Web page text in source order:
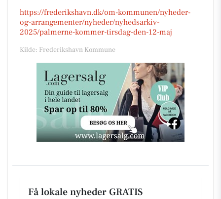
https://frederikshavn.dk/om-kommunen/nyheder-
og-arrangementer/nyheder/nyhedsarkiv-
2025/palmerne-kommer-tirsdag-den-12-maj
Kilde: Frederikshavn Kommune
Få lokale nyheder GRATIS